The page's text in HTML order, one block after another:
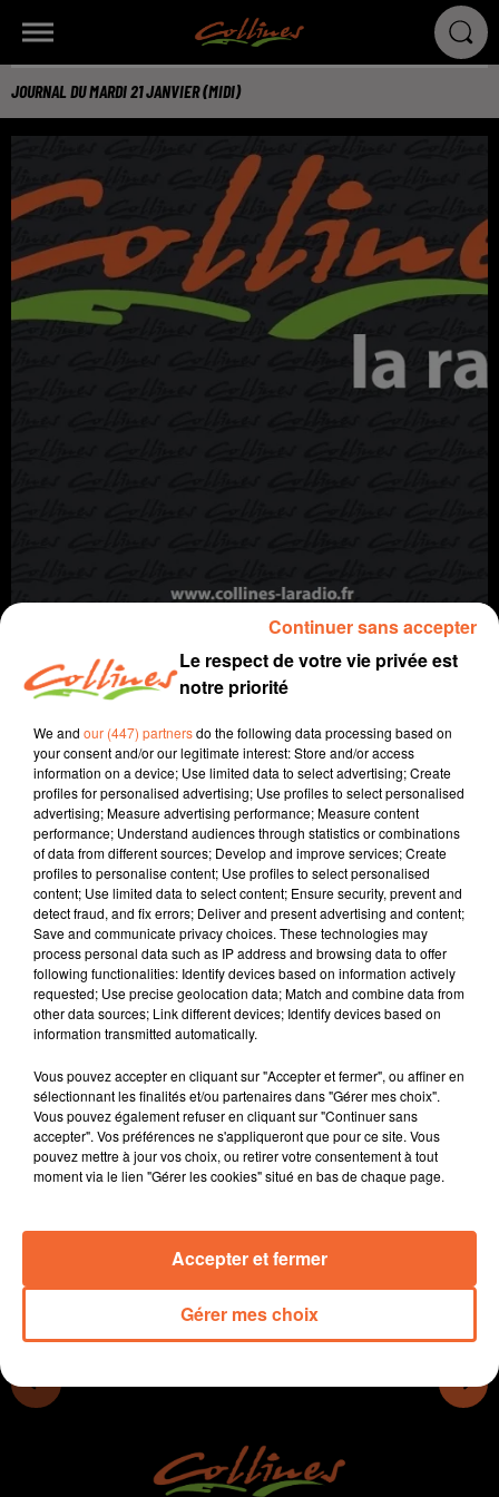
JOURNAL DU MARDI 21 JANVIER (MIDI)
info
21 janvier 2025 - 12 min 30 sec
JOURNAL DU MARDI 21 JANVIER (MIDI)
Fabien Gazeau
L'info près de chez vous
Présenté par Fabien Gazeau
- Devant les incertitudes budgétaires, le Département
se veut prudent et gèle des subventions
- Un reportage d'Envoyé Spécial a mis en lumière la
dangerosité du CVM. Le territoire est-il concerné ?
- OSE présente actuellement une expo photo dans le
hall de l'Hopital Nord Deux-Sèvres.
- Louzy lance un lotissement de 33 parcelles à
construire.
Le respect de votre vie privée est
notre priorité
We and our (447) partnersdo the following data processing based on
your consent and/or our legitimate interest: Store and/or access
information on a device; Use limited data to select advertising; Create
profiles for personalised advertising; Use profiles to select personalised
advertising; Measure advertising performance; Measure content
performance; Understand audiences through statistics or combinations
of data from different sources; Develop and improve services; Create
profiles to personalise content; Use profiles to select personalised
content; Use limited data to select content; Ensure security, prevent and
detect fraud, and fix errors; Deliver and present advertising and content;
Save and communicate privacy choices. These technologies may
process personal data such as IP address and browsing data to offer
following functionalities: Identify devices based on information actively
requested; Use precise geolocation data; Match and combine data from
other data sources; Link different devices; Identify devices based on
information transmitted automatically.
Vous pouvez accepter en cliquant sur "Accepter et fermer", ou affiner en
sélectionnant les finalités et/ou partenaires dans "Gérer mes choix".
Vous pouvez également refuser en cliquant sur "Continuer sans
accepter". Vos préférences ne s'appliqueront que pour ce site. Vous
pouvez mettre à jour vos choix, ou retirer votre consentement à tout
moment via le lien "Gérer les cookies" situé en bas de chaque page.
Gérer mes choix
Accepter et fermer
Continuer sans accepter